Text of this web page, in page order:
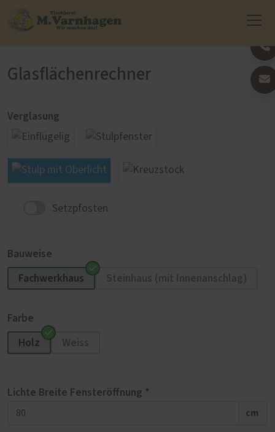
Glasflächenrechner
Verglasung
Setzpfosten
Bauweise
Fachwerkhaus
Farbe
Holz
Lichte Breite Fensteröffnung *
cm